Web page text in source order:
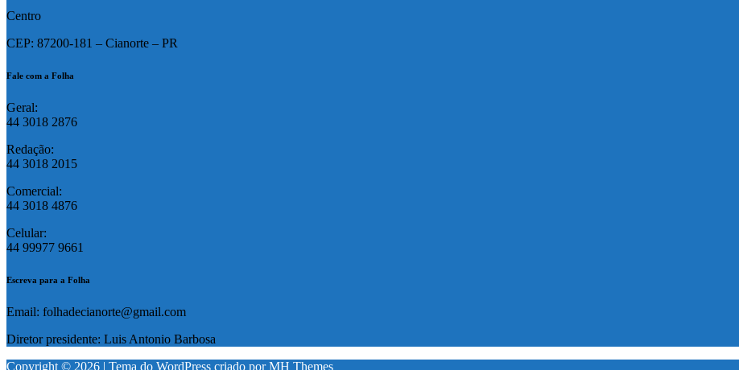
Centro
CEP: 87200-181 – Cianorte – PR
Fale com a Folha
Geral:
44 3018 2876
Redação:
44 3018 2015
Comercial:
44 3018 4876
Celular:
44 99977 9661
Escreva para a Folha
Email: folhadecianorte@gmail.com
Diretor presidente: Luis Antonio Barbosa
Copyright © 2026 | Tema do WordPress criado porMH Themes